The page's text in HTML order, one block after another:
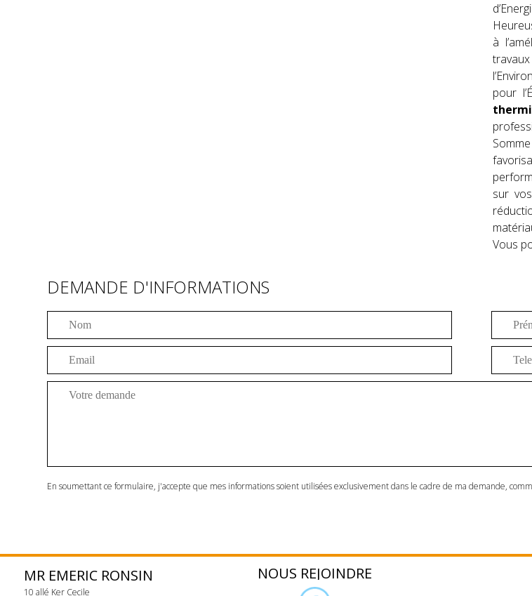
à
pour
sur
Vous
DEMANDE D'INFORMATIONS
En soumettant ce formulaire, j'accepte que mes informations soient utilisées exclusivement dans le cadre de ma demande,
MR EMERIC RONSIN
10 allé Ker Cecile
NOUS REJOINDRE